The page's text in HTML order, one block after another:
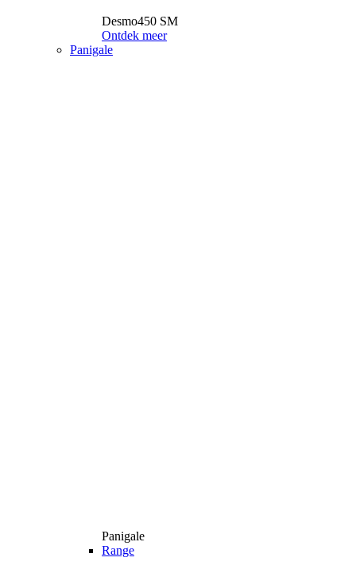
Desmo450 SM
Ontdek meer
Panigale
Panigale
Range